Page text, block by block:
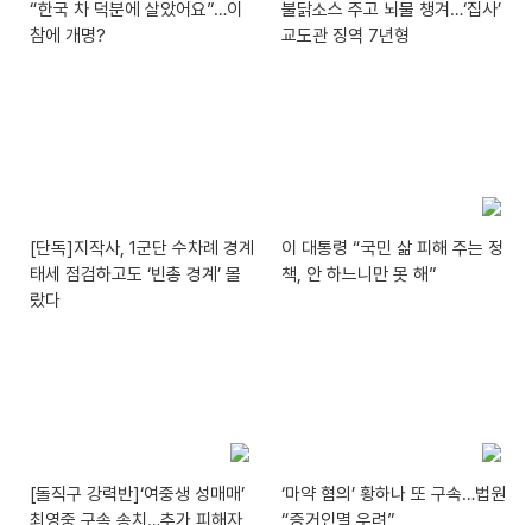
“한국 차 덕분에 살았어요”…이
참에 개명?
불닭소스 주고 뇌물 챙겨…‘집사’
교도관 징역 7년형
[단독]지작사, 1군단 수차례 경계
태세 점검하고도 ‘빈총 경계’ 몰
랐다
이 대통령 “국민 삶 피해 주는 정
책, 안 하느니만 못 해”
[돌직구 강력반]‘여중생 성매매’
최영중 구속 송치…추가 피해자
‘마약 혐의’ 황하나 또 구속…법원
“증거인멸 우려”